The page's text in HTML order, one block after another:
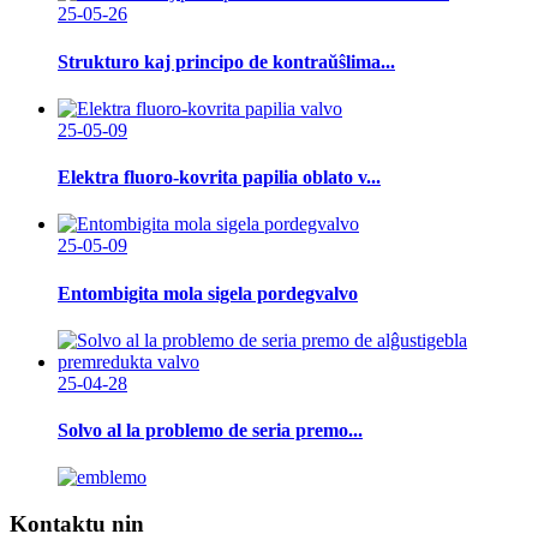
25-05-26
Strukturo kaj principo de kontraŭŝlima...
25-05-09
Elektra fluoro-kovrita papilia oblato v...
25-05-09
Entombigita mola sigela pordegvalvo
25-04-28
Solvo al la problemo de seria premo...
Kontaktu nin